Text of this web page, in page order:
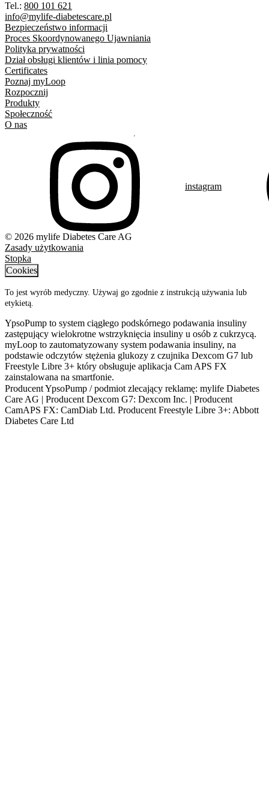
Tel.: 800 101 621
info@mylife-diabetescare.pl
Bezpieczeństwo informacji
Proces Skoordynowanego Ujawniania
Polityka prywatności
Dział obsługi klientów i linia pomocy
Certificates
Poznaj myLoop
Rozpocznij
Produkty
Społeczność
O nas
instagram
© 2026 mylife Diabetes Care AG
Zasady użytkowania
Stopka
Cookies
To jest wyrób medyczny. Używaj go zgodnie z instrukcją używania lub
etykietą.
YpsoPump to system ciągłego podskórnego podawania insuliny
zastępujący wielokrotne wstrzyknięcia insuliny u osób z cukrzycą.
myLoop to zautomatyzowany system podawania insuliny, na
podstawie odczytów stężenia glukozy z czujnika Dexcom G7 lub
Freestyle Libre 3+ który obsługuje aplikacja Cam APS FX
zainstalowana na smartfonie.
Producent YpsoPump / podmiot zlecający reklamę: mylife Diabetes
Care AG | Producent Dexcom G7: Dexcom Inc. | Producent
CamAPS FX: CamDiab Ltd. Producent Freestyle Libre 3+: Abbott
Diabetes Care Ltd